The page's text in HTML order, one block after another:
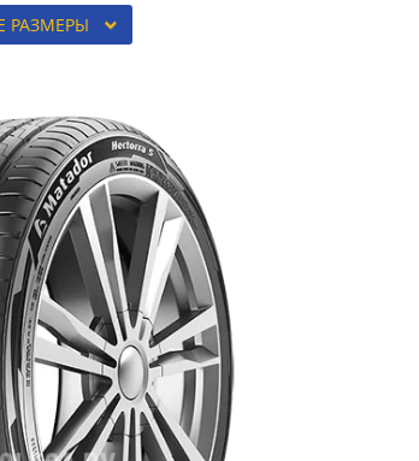
РАЗМЕРЫ